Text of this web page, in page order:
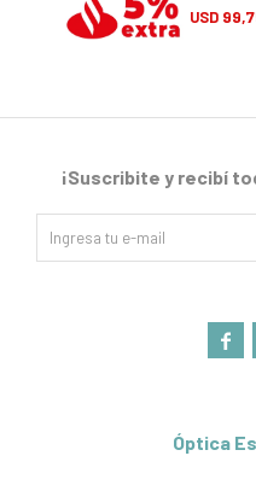
USD
Óptica
¡Suscribite y recibí
